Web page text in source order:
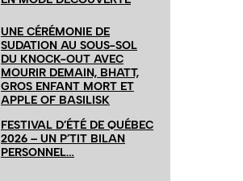
UNE CÉRÉMONIE DE
SUDATION AU SOUS-SOL
DU KNOCK-OUT AVEC
MOURIR DEMAIN, BHATT,
GROS ENFANT MORT ET
APPLE OF BASILISK
FESTIVAL D’ÉTÉ DE QUÉBEC
2026 – UN P’TIT BILAN
PERSONNEL…